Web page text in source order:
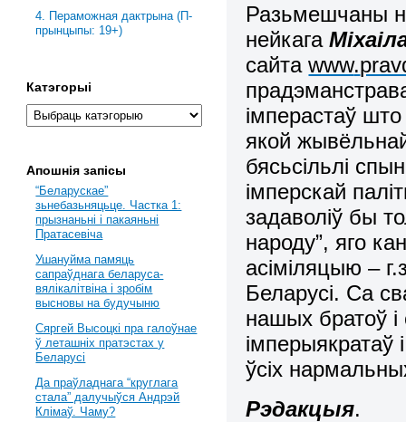
Разьмешчаны
нейкага
сайтаwww.
імперастаў што
якой
бясьсільлі
імперскай
задаволіў бы
народу”, яго
асіміляцыю –
Беларусі. Са
нашых братоў і
імперыякратаў
ўсіх
Рэдакцыя.
4. Пераможная дактрына (П-
прынцыпы: 19+)
Катэгорыі
Апошнія запісы
“Беларускае”
зьнебазьняцьце. Частка 1:
прызнаньні і пакаяньні
Пратасевіча
Ушануйма памяць
сапраўднага беларуса-
вялікалітвіна і зробім
высновы на будучыню
Сяргей Высоцкі пра галоўнае
ў леташніх пратэстах у
Беларусі
Да праўладнага “круглага
стала” далучыўся Андрэй
Клімаў. Чаму?